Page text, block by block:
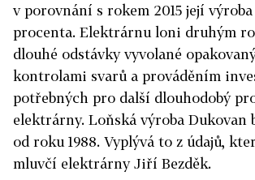
v porovnání s rokem 2015 její výroba
procenta. Elektrárnu loni druhým
dlouhé odstávky vyvolané
kontrolami svarů a prováděním
potřebných pro další dlouhodobý
elektrárny. Loňská výroba Dukovan
od roku 1988. Vyplývá to z údajů,
mluvčí elektrárny Jiří Bezděk.